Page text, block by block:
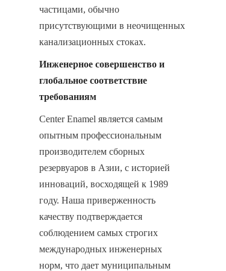
частицами, обычно
присутствующими в неочищенных
канализационных стоках.
Инженерное совершенство и
глобальное соответствие
требованиям
Center Enamel является самым
опытным профессиональным
производителем сборных
резервуаров в Азии, с историей
инноваций, восходящей к 1989
году. Наша приверженность
качеству подтверждается
соблюдением самых строгих
международных инженерных
норм, что дает муниципальным